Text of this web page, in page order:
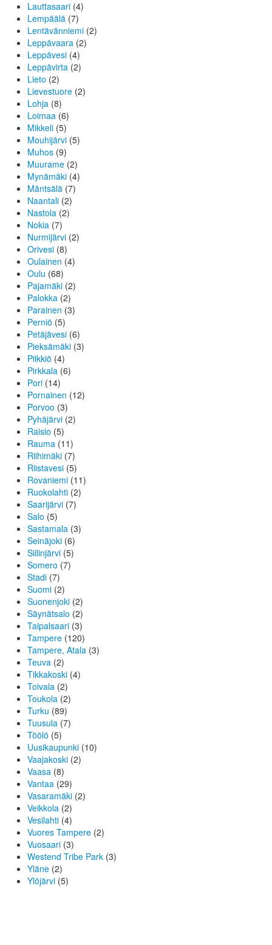
Lauttasaari (4)
Lempäälä (7)
Lentävänniemi (2)
Leppävaara (2)
Leppävesi (4)
Leppävirta (2)
Lieto (2)
Lievestuore (2)
Lohja (8)
Loimaa (6)
Mikkeli (5)
Mouhijärvi (5)
Muhos (9)
Muurame (2)
Mynämäki (4)
Mäntsälä (7)
Naantali (2)
Nastola (2)
Nokia (7)
Nurmijärvi (2)
Orivesi (8)
Oulainen (4)
Oulu (68)
Pajamäki (2)
Palokka (2)
Parainen (3)
Perniö (5)
Petäjävesi (6)
Pieksämäki (3)
Piikkiö (4)
Pirkkala (6)
Pori (14)
Pornainen (12)
Porvoo (3)
Pyhäjärvi (2)
Raisio (5)
Rauma (11)
Riihimäki (7)
Riistavesi (5)
Rovaniemi (11)
Ruokolahti (2)
Saarijärvi (7)
Salo (5)
Sastamala (3)
Seinäjoki (6)
Siilinjärvi (5)
Somero (7)
Stadi (7)
Suomi (2)
Suonenjoki (2)
Säynätsalo (2)
Taipalsaari (3)
Tampere (120)
Tampere, Atala (3)
Teuva (2)
Tikkakoski (4)
Toivala (2)
Toukola (2)
Turku (89)
Tuusula (7)
Töölö (5)
Uusikaupunki (10)
Vaajakoski (2)
Vaasa (8)
Vantaa (29)
Vasaramäki (2)
Veikkola (2)
Vesilahti (4)
Vuores Tampere (2)
Vuosaari (3)
Westend Tribe Park (3)
Yläne (2)
Ylöjärvi (5)